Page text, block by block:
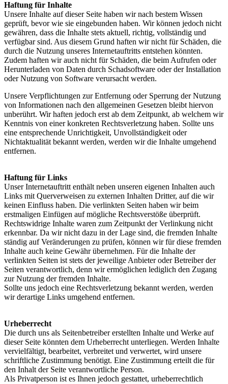
Haftung für Inhalte
Unsere Inhalte auf dieser Seite haben wir nach bestem Wissen
geprüft, bevor wie sie eingebunden haben. Wir können jedoch nicht
gewähren, dass die Inhalte stets aktuell, richtig, vollständig und
verfügbar sind. Aus diesem Grund haften wir nicht für Schäden, die
durch die Nutzung unseres Internetauftritts entstehen könnten.
Zudem haften wir auch nicht für Schäden, die beim Aufrufen oder
Herunterladen von Daten durch Schadsoftware oder der Installation
oder Nutzung von Software verursacht werden.
Unsere Verpflichtungen zur Entfernung oder Sperrung der Nutzung
von Informationen nach den allgemeinen Gesetzen bleibt hiervon
unberührt. Wir haften jedoch erst ab dem Zeitpunkt, ab welchem wir
Kenntnis von einer konkreten Rechtsverletzung haben. Sollte uns
eine entsprechende Unrichtigkeit, Unvollständigkeit oder
Nichtaktualität bekannt werden, werden wir die Inhalte umgehend
entfernen.
Haftung für Links
Unser Internetauftritt enthält neben unseren eigenen Inhalten auch
Links mit Querverweisen zu externen Inhalten Dritter, auf die wir
keinen Einfluss haben. Die verlinkten Seiten haben wir beim
erstmaligen Einfügen auf mögliche Rechtsverstöße überprüft.
Rechtswidrige Inhalte waren zum Zeitpunkt der Verlinkung nicht
erkennbar. Da wir nicht dazu in der Lage sind, die fremden Inhalte
ständig auf Veränderungen zu prüfen, können wir für diese fremden
Inhalte auch keine Gewähr übernehmen. Für die Inhalte der
verlinkten Seiten ist stets der jeweilige Anbieter oder Betreiber der
Seiten verantwortlich, denn wir ermöglichen lediglich den Zugang
zur Nutzung der fremden Inhalte.
Sollte uns jedoch eine Rechtsverletzung bekannt werden, werden
wir derartige Links umgehend entfernen.
Urheberrecht
Die durch uns als Seitenbetreiber erstellten Inhalte und Werke auf
dieser Seite könnten dem Urheberrecht unterliegen. Werden Inhalte
vervielfältigt, bearbeitet, verbreitet und verwertet, wird unsere
schriftliche Zustimmung benötigt. Eine Zustimmung erteilt die für
den Inhalt der Seite verantwortliche Person.
Als Privatperson ist es Ihnen jedoch gestattet, urheberrechtlich